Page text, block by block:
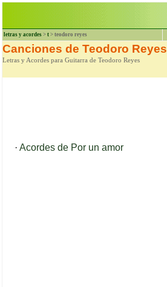
letras y acordes > t > teodoro reyes
Canciones de Teodoro Reyes
Letras y Acordes para Guitarra de Teodoro Reyes
· Acordes de Por un amor